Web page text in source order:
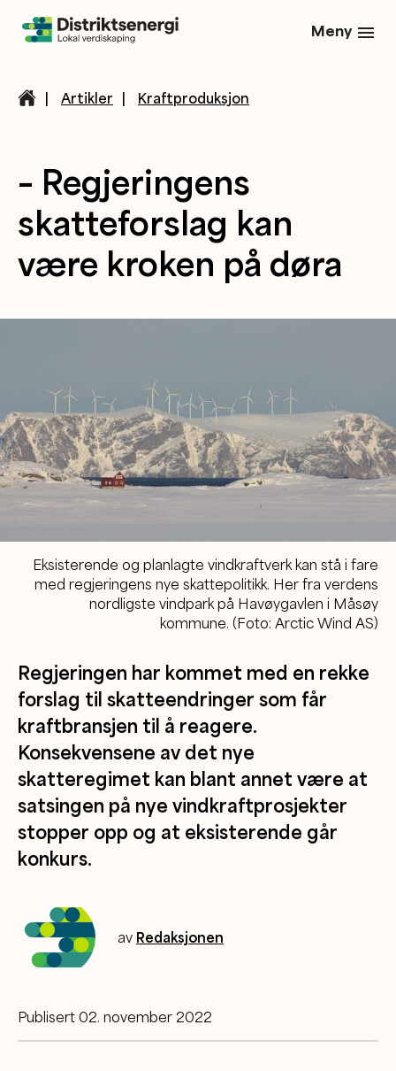
Meny
Artikler Kraftproduksjon
– Regjeringens
skatteforslag kan
være kroken på døra
Eksisterende og planlagte vindkraftverk kan stå i fare
med regjeringens nye skattepolitikk. Her fra verdens
nordligste vindpark på Havøygavlen i Måsøy
kommune. (Foto: Arctic Wind AS)
Regjeringen har kommet med en rekke
forslag til skatteendringer som får
kraftbransjen til å reagere.
Konsekvensene av det nye
skatteregimet kan blant annet være at
satsingen på nye vindkraftprosjekter
stopper opp og at eksisterende går
konkurs.
av Redaksjonen
Publisert 02. november 2022